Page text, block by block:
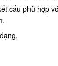
cấu phù hợp